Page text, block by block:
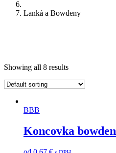
Lanká a Bowdeny
Showing all 8 results
BBB
Koncovka